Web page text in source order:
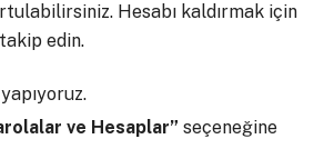
Hesabı kaldırmak için
edin.
ve Hesaplar” seçeneğine